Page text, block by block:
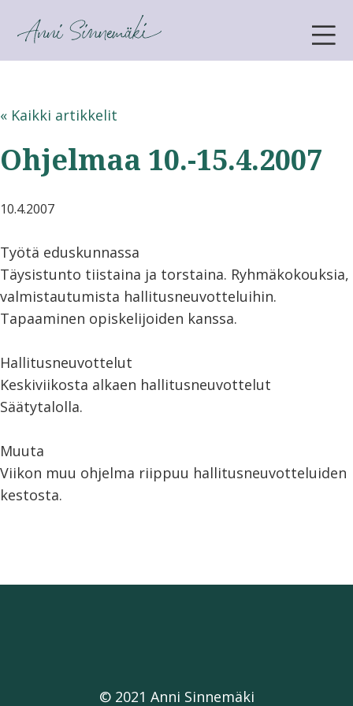
ANNI SINNEMÄKI
« Kaikki artikkelit
Ohjelmaa 10.-15.4.2007
10.4.2007
Työtä eduskunnassa
Täysistunto tiistaina ja torstaina. Ryhmäkokouksia,
valmistautumista hallitusneuvotteluihin.
Tapaaminen opiskelijoiden kanssa.
Hallitusneuvottelut
Keskiviikosta alkaen hallitusneuvottelut
Säätytalolla.
Muuta
Viikon muu ohjelma riippuu hallitusneuvotteluiden
kestosta.
© 2021 Anni Sinnemäki